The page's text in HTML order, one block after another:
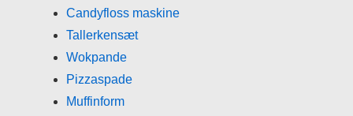
Candyfloss maskine
Tallerkensæt
Wokpande
Pizzaspade
Muffinform